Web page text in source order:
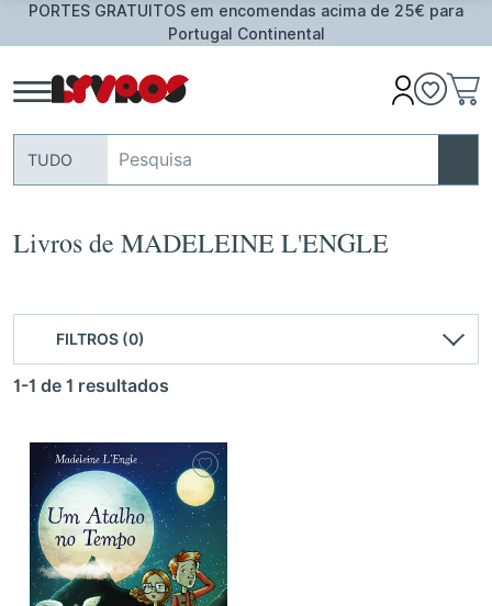
PORTES GRATUITOS em encomendas acima de 25€ para
Portugal Continental
TUDO
Livros de MADELEINE L'ENGLE
FILTROS (0)
1-1 de 1 resultados